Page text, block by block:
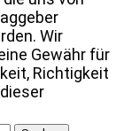
Wir
Gewähr für
Richtigkeit